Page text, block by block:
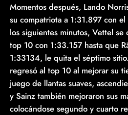
Momentos después, Lando
su compatriota a 1:31.897 con
los siguientes minutos, Vettel
top 10 con 1:33.157 hasta que
1:33134, le quita el séptimo
regresó al top 10 al mejorar su
juego de llantas suaves,
y Sainz también mejoraron sus
colocándose segundo y cuarto